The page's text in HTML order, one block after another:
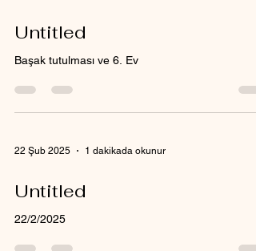
Untitled
Başak tutulması ve 6. Ev
22 Şub 2025 1 dakikada okunur
Untitled
22/2/2025